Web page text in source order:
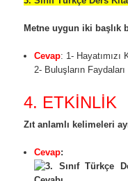
Metne uygun iki başlık
Cevap: 1- Hayatımızı
2- Buluşların Faydaları
4. ETKİNLİK
Zıt anlamlı kelimeleri
Cevap: